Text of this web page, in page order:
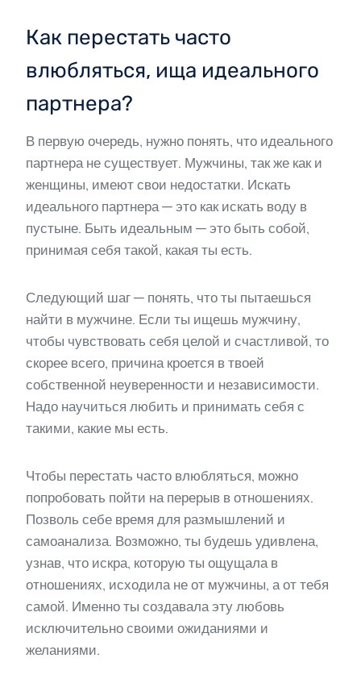
Как перестать часто
влюбляться, ища идеального
партнера?
В первую очередь, нужно понять, что идеального
партнера не существует. Мужчины, так же как и
женщины, имеют свои недостатки. Искать
идеального партнера — это как искать воду в
пустыне. Быть идеальным — это быть собой,
принимая себя такой, какая ты есть.
Следующий шаг — понять, что ты пытаешься
найти в мужчине. Если ты ищешь мужчину,
чтобы чувствовать себя целой и счастливой, то
скорее всего, причина кроется в твоей
собственной неуверенности и независимости.
Надо научиться любить и принимать себя с
такими, какие мы есть.
Чтобы перестать часто влюбляться, можно
попробовать пойти на перерыв в отношениях.
Позволь себе время для размышлений и
самоанализа. Возможно, ты будешь удивлена,
узнав, что искра, которую ты ощущала в
отношениях, исходила не от мужчины, а от тебя
самой. Именно ты создавала эту любовь
исключительно своими ожиданиями и
желаниями.